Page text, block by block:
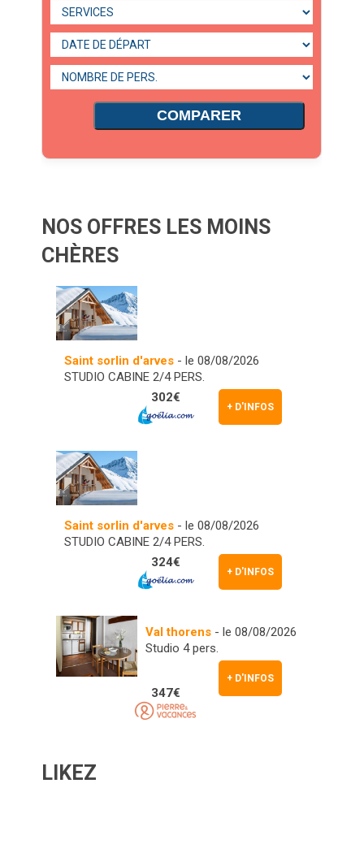
COMPARER
NOS OFFRES LES MOINS
CHÈRES
Saint sorlin d'arves- le 08/08/2026
STUDIO CABINE 2/4 PERS.
+ D'INFOS
302€
Saint sorlin d'arves- le 08/08/2026
STUDIO CABINE 2/4 PERS.
+ D'INFOS
324€
Val thorens- le 08/08/2026
Studio 4 pers.
+ D'INFOS
347€
LIKEZ